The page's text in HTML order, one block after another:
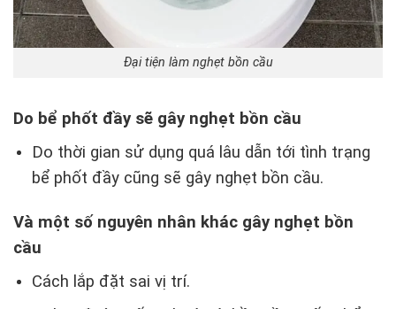
Đại tiện làm nghẹt bồn cầu
Do bể phốt đầy sẽ gây nghẹt bồn cầu
Do thời gian sử dụng quá lâu dẫn tới tình trạng
bể phốt đầy cũng sẽ gây nghẹt bồn cầu.
Và một số nguyên nhân khác gây nghẹt bồn
cầu
Cách lắp đặt sai vị trí.